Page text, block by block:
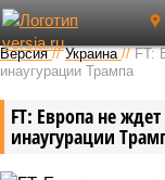
Версия //Украина //FT:
инаугурации Трампа
FT: Европа не
инаугурации